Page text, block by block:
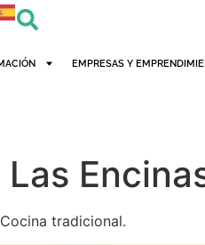
EMPRESAS Y
tradicional.